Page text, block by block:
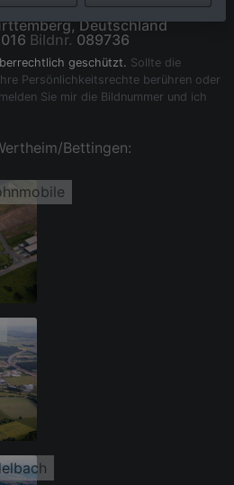
in Wertheim im
Deutschland
Bildnr. 089736
geschützt. Sollte die
Persönlichkeitsrechte berühren oder
Sie mir die Bildnummer und ich
Bettingen: